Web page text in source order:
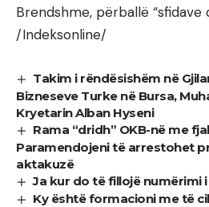
Brendshme, përballë “sfidave
/Indeksonline/
Takim i rëndësishëm në
Bizneseve Turke në Bursa,
Kryetarin Alban Hyseni
Rama “dridh” OKB-në me
Paramendojeni të arrestohet
aktakuzë
Ja kur do të fillojë numërimi
Ky është formacioni me të